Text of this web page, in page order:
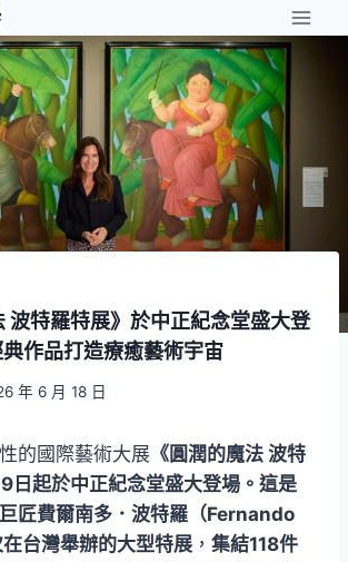
波特羅特展》於中正紀念堂盛大登
作品打造療癒藝術宇宙
年 6 月 18 日
的國際藝術大展 《圓潤的魔法 波特
日起於中正紀念堂盛大登場。這是
匠費爾南多．波特羅（Fernando
台灣舉辦的大型特展 ， 集結118件